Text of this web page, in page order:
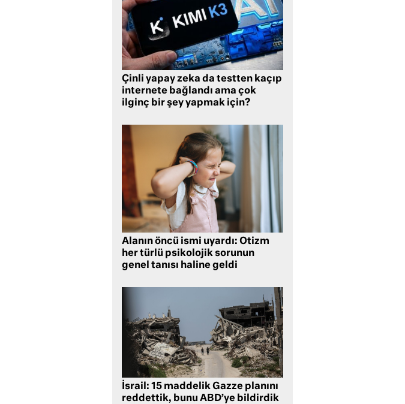
Çinli yapay zeka da testten kaçıp
internete bağlandı ama çok
ilginç bir şey yapmak için?
Alanın öncü ismi uyardı: Otizm
her türlü psikolojik sorunun
genel tanısı haline geldi
İsrail: 15 maddelik Gazze planını
reddettik, bunu ABD’ye bildirdik